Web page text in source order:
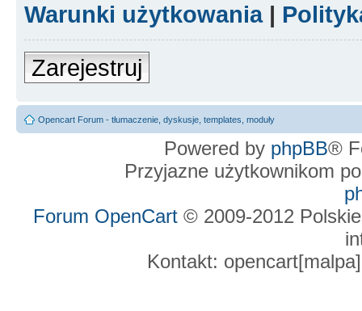
Warunki użytkowania|
Zarejestruj
Opencart Forum - tłumaczenie, dyskusje, templates, moduły
Powered by phpBB®
Przyjazne użytkownikom
Forum OpenCart © 2009-2012
Kontakt: